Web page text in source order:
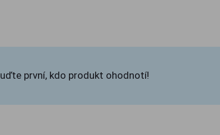
první, kdo produkt ohodnotí!